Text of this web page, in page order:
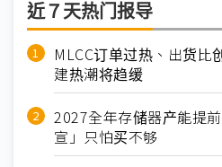
近７天热门报导
MLCC订单过热、出货
建热潮将趋缓
2027全年存储器产能提
宣」只怕买不够